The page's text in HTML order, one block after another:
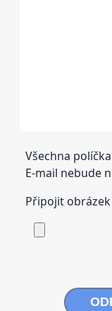
Všechna
E-mail nebude
Připojit obrázek